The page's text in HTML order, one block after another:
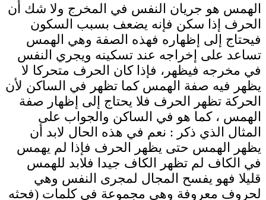
الهمس هو جريان النفس في المخرج ولا شك أن
الحرف إذا سكن فإنه يضعف بسبب السكون
فيحتاج إلى إظهاره فهذه الصفة وهي الهمس
تساعد على إخراجه عند تسكينه ويجري النفس
في مخرجه فيظهر، فإذا كان الحرف متحركا لا
يظهر فيه صفة الهمس كما تظهر في الساكن لأن
الحركة تظهر الحرف فلا يحتاج إلى إظهار صفة
الهمس ، كما هو في الساكن والجواب على
المثال الذي ذكر : نعم في هذه الحال لابد أن
يظهر الهمس حتى يظهر الحرف فإذا لم يهمس
في الكاف لم تظهر الكاف جيدا فلابد للهمس
قليلا فهو يفسح المجال لمجرى النفس وهي
لحروف معروفة وهي مجموعة في كلمات (فحثه